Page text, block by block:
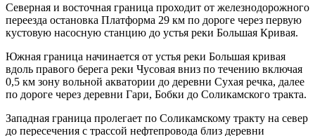
Северная и восточная граница проходит от железнодорожного
переезда остановка Платформа 29 км по дороге через первую
кустовую насосную станцию до устья реки Большая Кривая.
Южная граница начинается от устья реки Большая кривая
вдоль правого берега реки Чусовая вниз по течению включая
0,5 км зону вольной акватории до деревни Сухая речка, далее
по дороге через деревни Гари, Бобки до Соликамского тракта.
Западная граница пролегает по Соликамскому тракту на север
до пересечения с трассой нефтепровода близ деревни